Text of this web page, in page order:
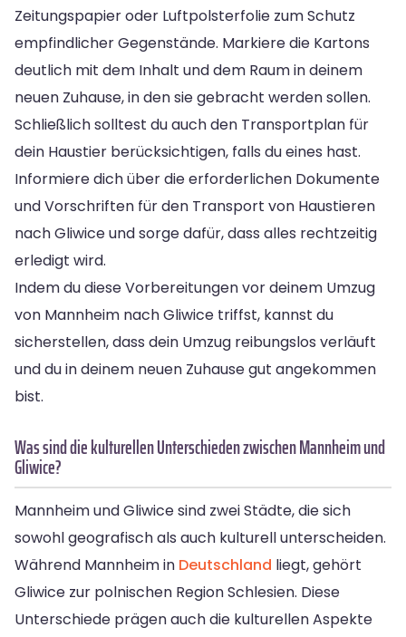
Zeitungspapier oder Luftpolsterfolie zum Schutz
empfindlicher Gegenstände. Markiere die Kartons
deutlich mit dem Inhalt und dem Raum in deinem
neuen Zuhause, in den sie gebracht werden sollen.
Schließlich solltest du auch den Transportplan für
dein Haustier berücksichtigen, falls du eines hast.
Informiere dich über die erforderlichen Dokumente
und Vorschriften für den Transport von Haustieren
nach Gliwice und sorge dafür, dass alles rechtzeitig
erledigt wird.
Indem du diese Vorbereitungen vor deinem Umzug
von Mannheim nach Gliwice triffst, kannst du
sicherstellen, dass dein Umzug reibungslos verläuft
und du in deinem neuen Zuhause gut angekommen
bist.
Was sind die kulturellen Unterschieden zwischen Mannheim und
Gliwice?
Mannheim und Gliwice sind zwei Städte, die sich
sowohl geografisch als auch kulturell unterscheiden.
Während Mannheim in Deutschland liegt, gehört
Gliwice zur polnischen Region Schlesien. Diese
Unterschiede prägen auch die kulturellen Aspekte